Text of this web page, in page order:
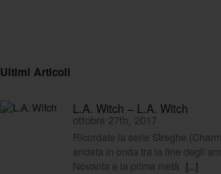
Ultimi Articoli
L.A. Witch – L.A. Witch
ottobre 27th, 2017
Ricordate la serie Streghe
andata in onda tra la fine degli
Novanta e la prima metà [...]